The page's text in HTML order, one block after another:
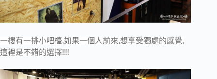
一樓有一排小吧檯,如果一個人前來,想享受獨處的感覺,
這裡是不錯的選擇!!!!